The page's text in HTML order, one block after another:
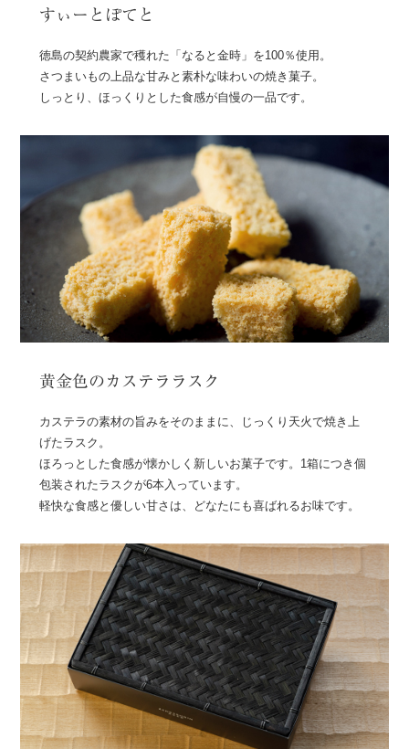
すぃーとぽてと
徳島の契約農家で穫れた「なると金時」を100％使用。
さつまいもの上品な甘みと素朴な味わいの焼き菓子。
しっとり、ほっくりとした食感が自慢の一品です。
黄金色のカステララスク
カステラの素材の旨みをそのままに、じっくり天火で焼き上
げたラスク。
ほろっとした食感が懐かしく新しいお菓子です。1箱につき個
包装されたラスクが6本入っています。
軽快な食感と優しい甘さは、どなたにも喜ばれるお味です。